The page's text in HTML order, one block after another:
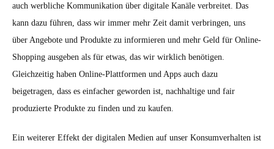
auch werbliche Kommunikation über digitale Kanäle verbreitet. Das
kann dazu führen, dass wir immer mehr Zeit damit verbringen, uns
über Angebote und Produkte zu informieren und mehr Geld für Online-
Shopping ausgeben als für etwas, das wir wirklich benötigen.
Gleichzeitig haben Online-Plattformen und Apps auch dazu
beigetragen, dass es einfacher geworden ist, nachhaltige und fair
produzierte Produkte zu finden und zu kaufen.
Ein weiterer Effekt der digitalen Medien auf unser Konsumverhalten ist